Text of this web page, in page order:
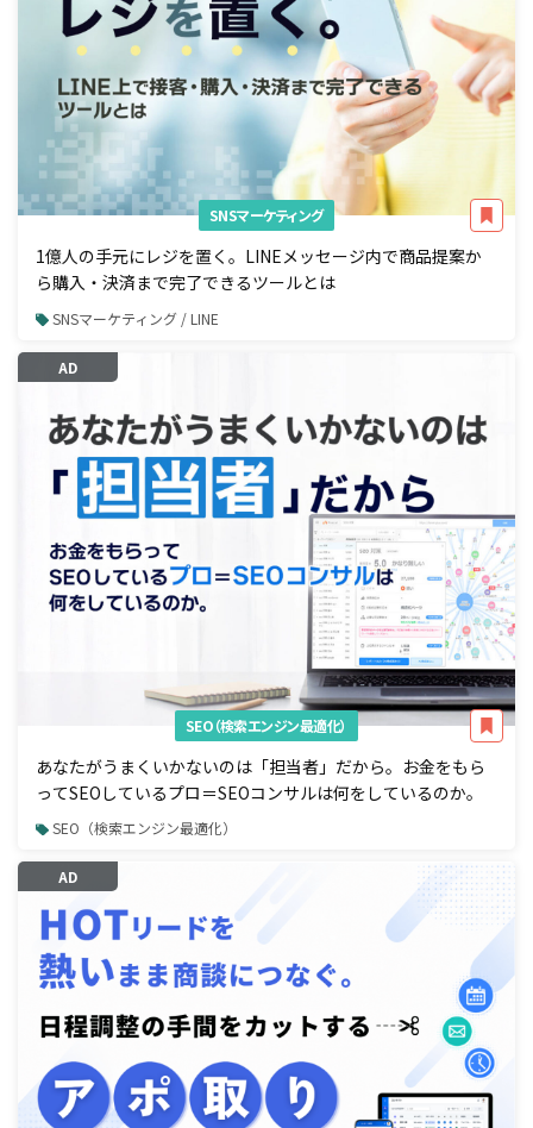
SNSマーケティング
1億人の手元にレジを置く。LINEメッセージ内で商品提案か
ら購入・決済まで完了できるツールとは
SNSマーケティング / LINE
AD
SEO（検索エンジン最適化）
あなたがうまくいかないのは「担当者」だから。お金をもら
ってSEOしているプロ＝SEOコンサルは何をしているのか。
SEO（検索エンジン最適化）
AD